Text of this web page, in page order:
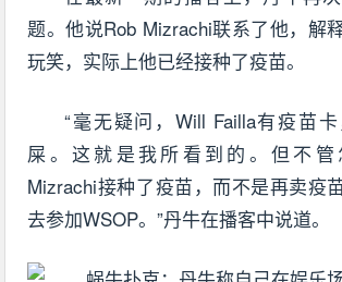
题。他说Rob Mizrachi联系了他，解
玩笑，实际上他已经接种了疫苗。
“毫无疑问，Will Failla有疫苗
屎。这就是我所看到的。但不管
Mizrachi接种了疫苗，而不是再卖疫
去参加WSOP。”丹牛在播客中说道。